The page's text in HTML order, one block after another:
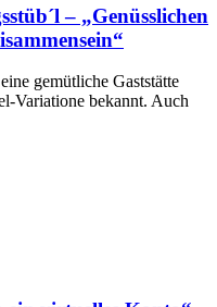
– „Genüsslichen
gemütliche Gaststätte
Variatione bekannt. Auch